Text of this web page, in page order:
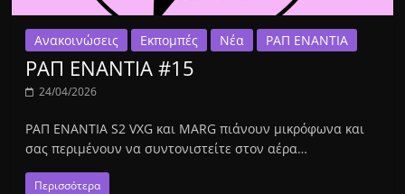
Ανακοινώσεις Εκπομπές Νέα ΡΑΠ ΕΝΑΝΤΙΑ
ΡΑΠ ΕΝΑΝΤΙΑ #15
24/04/2026
ΡΑΠ ΕΝΑΝΤΙΑ S2 VXG και MARG πιάνουν μικρόφωνα και
σας περιμένουν να συντονιστείτε στον αέρα…
Περισσότερα